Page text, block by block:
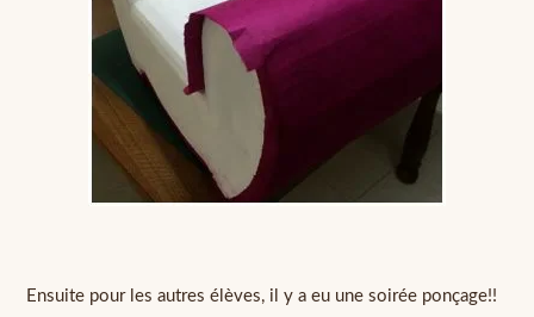
Ensuite pour les autres élèves, il y a eu une soirée ponçage!!